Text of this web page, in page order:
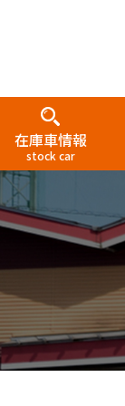
在庫車情報
stock car